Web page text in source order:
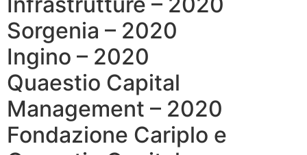
Sorgenia – 2020
Ingino – 2020
Quaestio Capital
Management – 2020
Fondazione Cariplo e